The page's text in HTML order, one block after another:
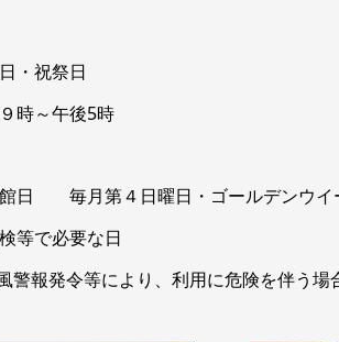
・祝祭日
時～午後5時
日 毎月第４日曜日・ゴールデンウイ
等で必要な日
警報発令等により、利用に危険を伴う場